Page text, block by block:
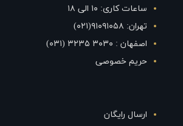
ساعات کاری: ۱۰ الی ۱۸
تهران: ۹۱۰۹۱۰۵۸(۰۲۱)
اصفهان : ۳۰۳۰ ۳۲۳۵ (۰۳۱)
حریم خصوصی
ارسال رایگان